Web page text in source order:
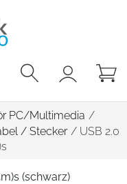
PC/Multimedia /
/ Stecker / USB 2.0
(schwarz)